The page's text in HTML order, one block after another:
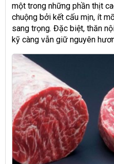
một trong những phần thịt
chuộng bởi kết cấu mịn, ít
sang trọng. Đặc biệt, thăn
kỹ càng vẫn giữ nguyên